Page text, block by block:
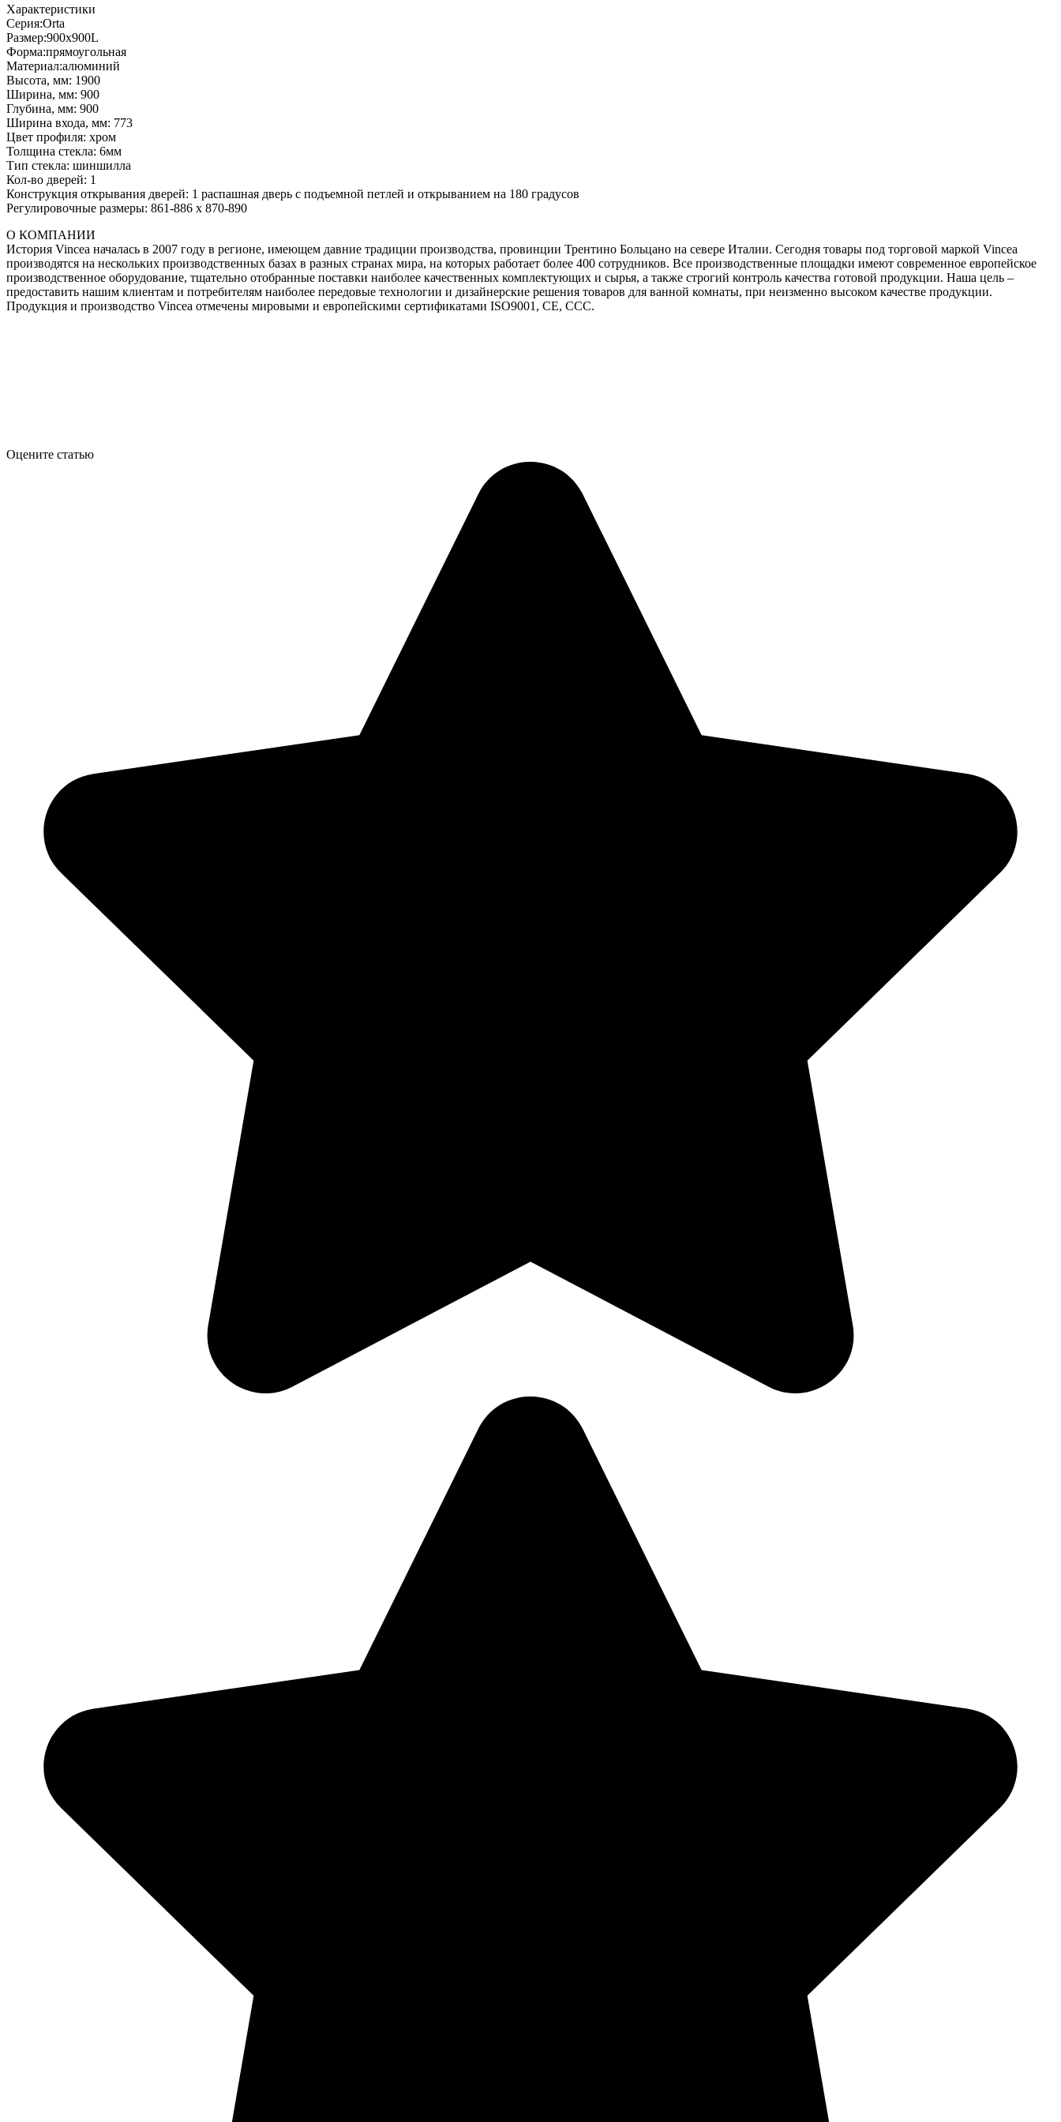
Характеристики
Серия:Orta
Размер:900x900L
Форма:прямоугольная
Материал:алюминий
Высота, мм: 1900
Ширина, мм: 900
Глубина, мм: 900
Ширина входа, мм: 773
Цвет профиля: хром
Толщина стекла: 6мм
Тип стекла: шиншилла
Кол-во дверей: 1
Конструкция открывания дверей: 1 распашная дверь с подъемной петлей и открыванием на 180 градусов
Регулировочные размеры: 861-886 x 870-890
О КОМПАНИИ
История Vincea началась в 2007 году в регионе, имеющем давние традиции производства, провинции Трентино Больцано на севере Италии. Сегодня товары под торговой маркой Vincea
производятся на нескольких производственных базах в разных странах мира, на которых работает более 400 сотрудников. Все производственные площадки имеют современное европейское
производственное оборудование, тщательно отобранные поставки наиболее качественных комплектующих и сырья, а также строгий контроль качества готовой продукции. Наша цель –
предоставить нашим клиентам и потребителям наиболее передовые технологии и дизайнерские решения товаров для ванной комнаты, при неизменно высоком качестве продукции.
Продукция и производство Vincea отмечены мировыми и европейскими сертификатами ISO9001, CE, CCC.
Оцените статью